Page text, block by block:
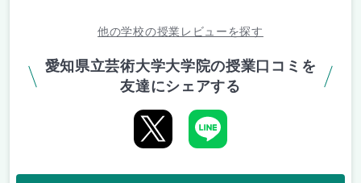
他の学校の授業レビューを探す
愛知県立芸術大学大学院の授業口コミを
友達にシェアする